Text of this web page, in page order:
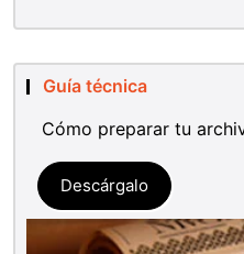
Guía técnica
Cómo preparar tu
Descárgalo